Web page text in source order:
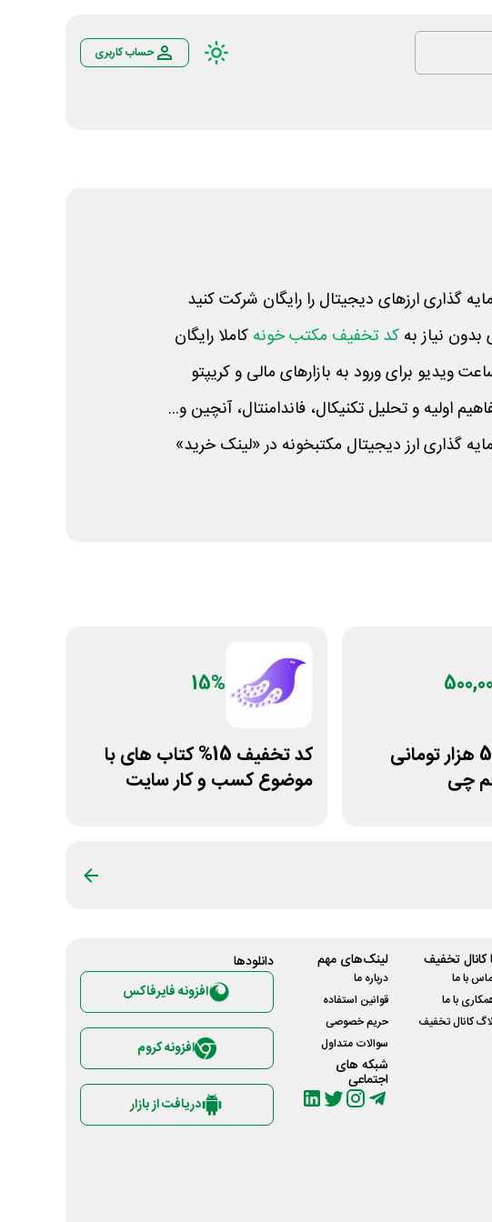
حساب کاربری
گذاری ارزهای دیجیتال را رایگان شرکت کنید
کد تخفیف مکتب خونه کاملا رایگان
اولیه و تحلیل تکنیکال، فاندامنتال، آنچین و...
گذاری ارز دیجیتال مکتبخونه در «لینک خرید»
کد تخفیف 500 هزار تومانی
چی
15%
کد تخفیف 15% کتاب های با
موضوع کسب و کار سایت
کانال تخفیف
با ما
با ما
کانال تخفیف
لینک‌های مهم
درباره ما
قوانین استفاده
حریم خصوصی
سوالات متداول
شبکه های
اجتماعی
دانلود‌ها
افزونه فایرفاکس
افزونه کروم
دریافت از بازار